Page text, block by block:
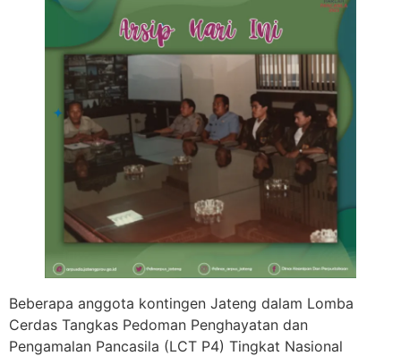
Beberapa anggota kontingen Jateng dalam Lomba
Cerdas Tangkas Pedoman Penghayatan dan
Pengamalan Pancasila (LCT P4) Tingkat Nasional